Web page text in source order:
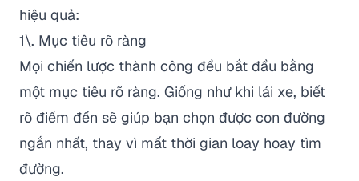
hiệu quả:
1\. Mục tiêu rõ ràng
Mọi chiến lược thành công đều bắt đầu bằng
một mục tiêu rõ ràng. Giống như khi lái xe, biết
rõ điểm đến sẽ giúp bạn chọn được con đường
ngắn nhất, thay vì mất thời gian loay hoay tìm
đường.